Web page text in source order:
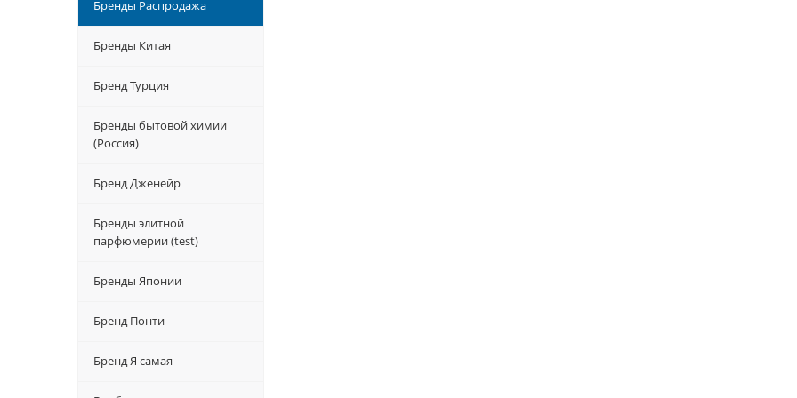
Бренды Распродажа
Бренды Китая
Бренд Турция
Бренды бытовой химии
(Россия)
Бренд Дженейр
Бренды элитной
парфюмерии (test)
Бренды Японии
Бренд Понти
Бренд Я самая